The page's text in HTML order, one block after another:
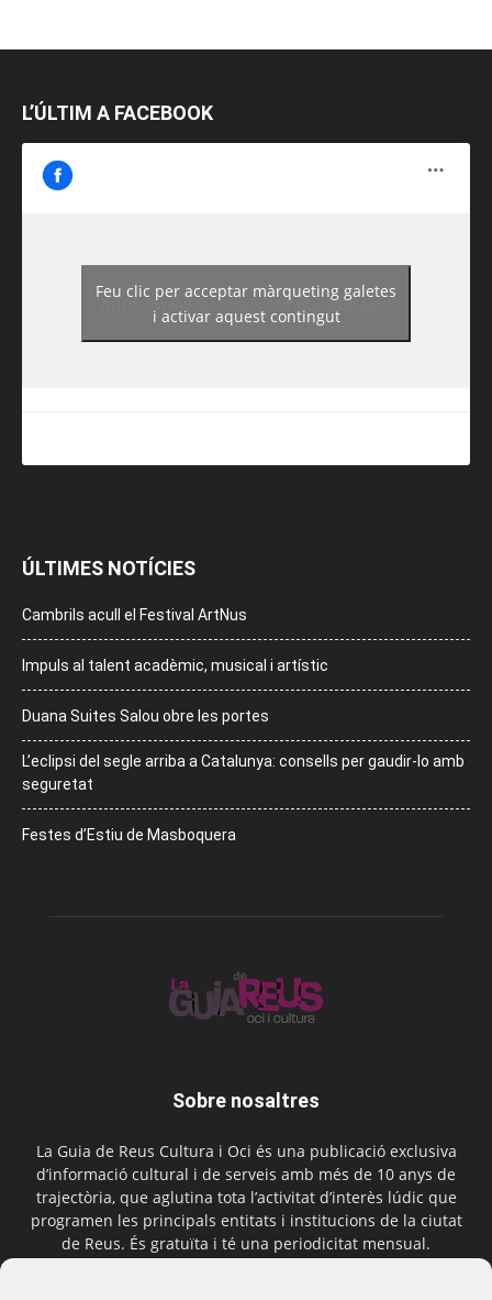
L’ÚLTIM A FACEBOOK
https://www.facebook.com/guiadereus/
Feu clic per acceptar màrqueting galetes
i activar aquest contingut
ÚLTIMES NOTÍCIES
Cambrils acull el Festival ArtNus
Impuls al talent acadèmic, musical i artístic
Duana Suites Salou obre les portes
L’eclipsi del segle arriba a Catalunya: consells per gaudir-lo amb
seguretat
Festes d’Estiu de Masboquera
Sobre nosaltres
La Guia de Reus Cultura i Oci és una publicació exclusiva
d’informació cultural i de serveis amb més de 10 anys de
trajectòria, que aglutina tota l’activitat d’interès lúdic que
programen les principals entitats i institucions de la ciutat
de Reus. És gratuïta i té una periodicitat mensual.